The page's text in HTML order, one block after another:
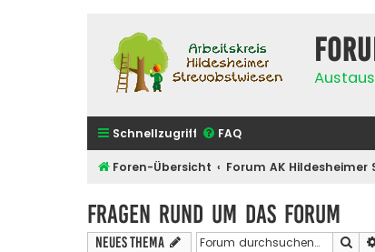
Schnellzugriff FAQ
Foren-Übersicht Forum AK Hildesheimer
Fragen rund um das Forum
Neues Thema